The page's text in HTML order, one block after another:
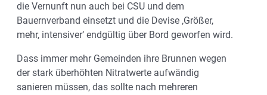
die Vernunft nun auch bei CSU und dem
Bauernverband einsetzt und die Devise ‚Größer,
mehr, intensiver‘ endgültig über Bord geworfen wird.
Dass immer mehr Gemeinden ihre Brunnen wegen
der stark überhöhten Nitratwerte aufwändig
sanieren müssen, das sollte nach mehreren